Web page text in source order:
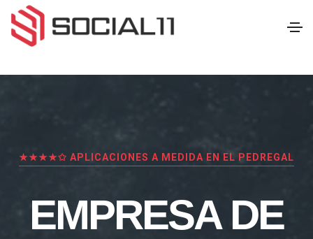
★★★★✩ APLICACIONES A MEDIDA EN EL PEDREGAL
EMPRESA DE